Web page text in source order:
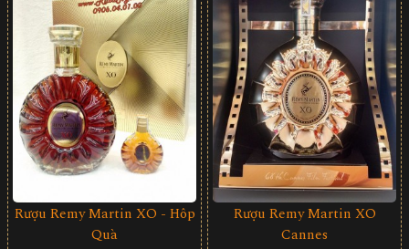
Rượu Remy Martin XO - Hôp
Quà
Rượu Remy Martin XO
Cannes